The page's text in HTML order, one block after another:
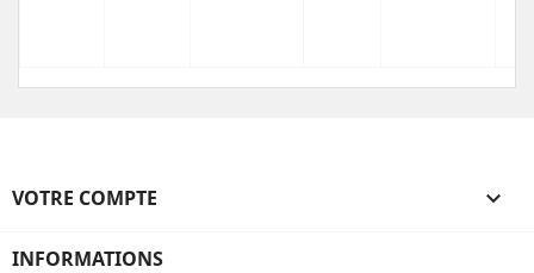
VOTRE COMPTE 
INFORMATIONS